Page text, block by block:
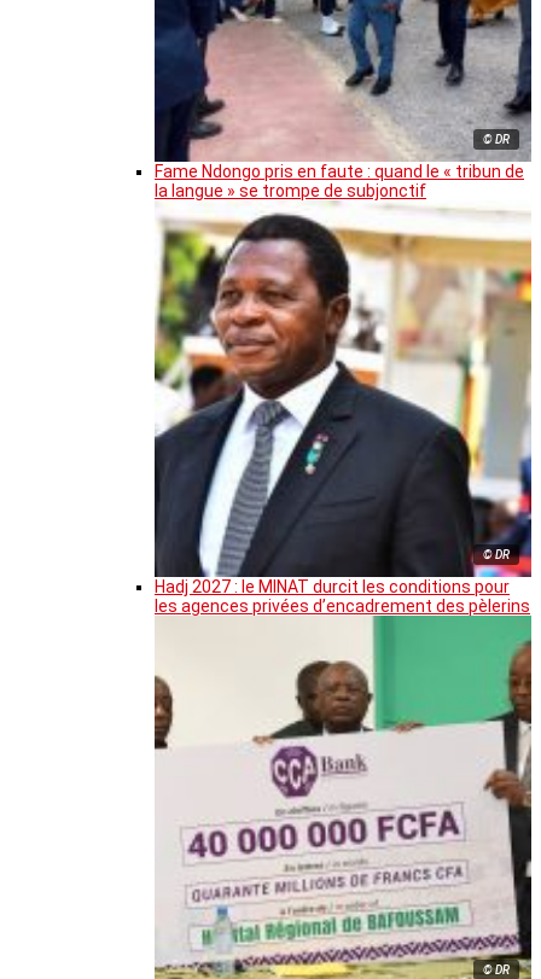
© DR
Fame Ndongo pris en faute : quand le « tribun de
la langue » se trompe de subjonctif
© DR
Hadj 2027 : le MINAT durcit les conditions pour
les agences privées d’encadrement des pèlerins
© DR